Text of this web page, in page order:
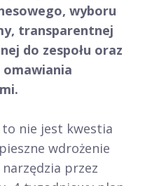
wyboru
transparentnej
do zespołu oraz
omawiania
nie jest kwestia
wdrożenie
przez